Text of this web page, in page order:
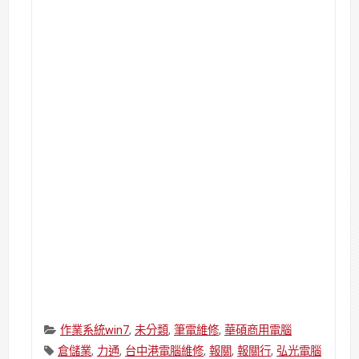
Categories:
作業系統win7, 未分類, 筆電維修, 華碩商用電腦
Tags:
倉儲業, 力通, 台中港電腦維修, 報關, 報關行, 弘光電腦